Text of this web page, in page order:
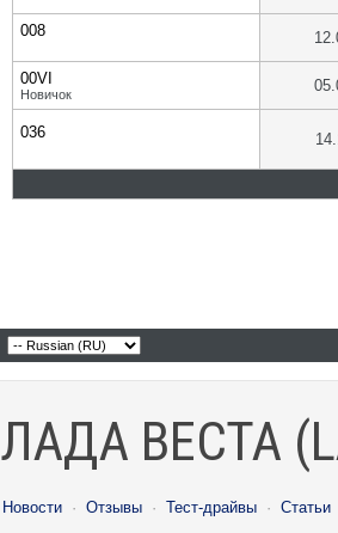
008
00VI
Новичок
036
ЛАДА ВЕСТА
Новости · Отзывы · Тест-драйвы · Статьи